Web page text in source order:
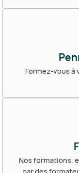
Formez-vous
Nos formations,